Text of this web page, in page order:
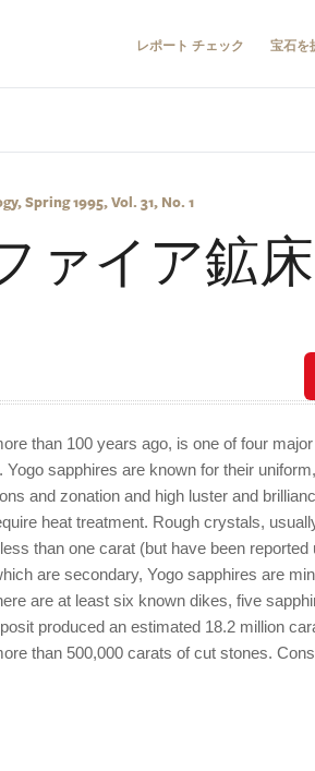
レポート チェック 宝石を
Spring 1995, Vol. 31, No. 1
ァイア鉱
than 100 years ago, is one of four
Yogo sapphires are known for their
and zonation and high luster and
heat treatment. Rough crystals,
than one carat (but have been
are secondary, Yogo sapphires are
are at least six known dikes, five
produced an estimated 18.2 million
than 500,000 carats of cut stones.